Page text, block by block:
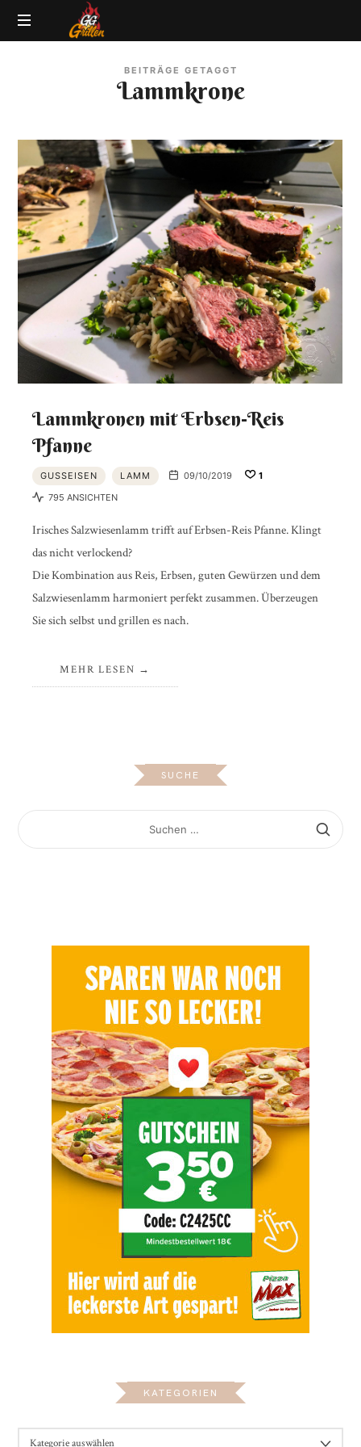
GG-
|
BBQ
Lexikon
BEITRÄGE GETAGGT
Lammkrone
Lammkronen mit Erbsen-Reis
Pfanne
GUSSEISEN LAMM 09/10/2019
1
795 ANSICHTEN
Irisches Salzwiesenlamm trifft auf Erbsen-Reis Pfanne. Klingt
das nicht verlockend?
Die Kombination aus Reis, Erbsen, guten Gewürzen und dem
Salzwiesenlamm harmoniert perfekt zusammen. Überzeugen
Sie sich selbst und grillen es nach.
MEHR LESEN
SUCHE
SUCHEN
KATEGORIEN